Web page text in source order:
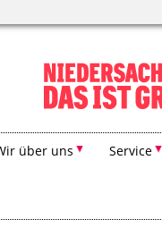
über uns Service